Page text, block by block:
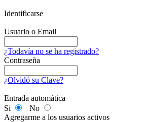
Identificarse
Usuario o Email
¿Todavía no se ha registrado?
Contraseña
¿Olvidó su Clave?
Entrada automática
Si
No
Agregarme a los usuarios activos